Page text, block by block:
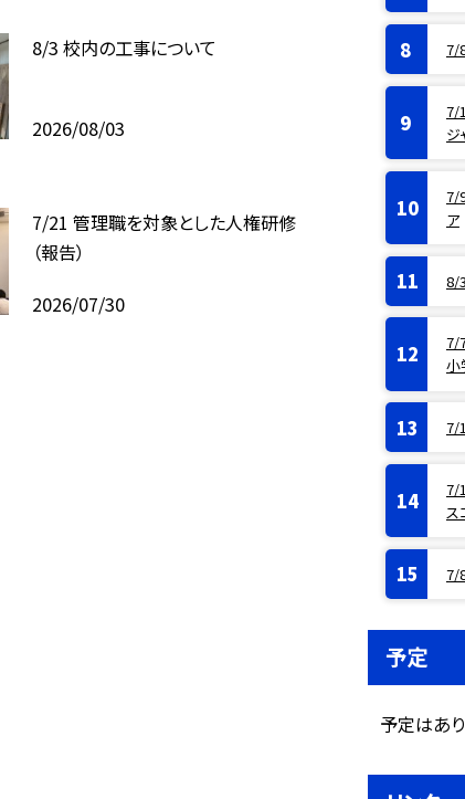
8/3 校内の工事について
2026/08/03
7/21 管理職を対象とした人権研修
（報告）
2026/07/30
7/
7/
ジ
7/
ア
8/
7/
小
7/
7/
ス
7/
予定
予定はあ